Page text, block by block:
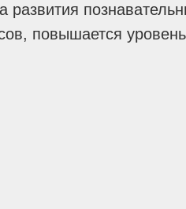
развития
повышается уровень